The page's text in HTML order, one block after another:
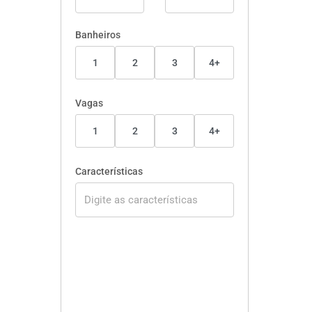
Banheiros
1 2 3 4+
Vagas
1 2 3 4+
Características